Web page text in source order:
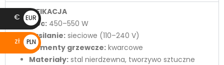
SPECYFIKACJA
Moc: 450–550 W
Zasilanie: sieciowe (110–240 V)
Elementy grzewcze: kwarcowe
Materiały: stal nierdzewna, tworzywo sztuczne
€
EUR
€
zł
PLN
zł